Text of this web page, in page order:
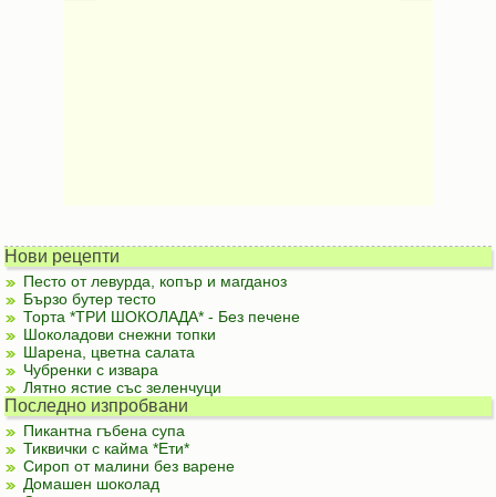
Нови рецепти
Песто от левурда, копър и магданоз
Бързо бутер тесто
Торта *ТРИ ШОКОЛАДА* - Без печене
Шоколадови снежни топки
Шарена, цветна салата
Чубренки с извара
Лятно ястие със зеленчуци
Последно изпробвани
Пикантна гъбена супа
Тиквички с кайма *Ети*
Сироп от малини без варене
Домашен шоколад